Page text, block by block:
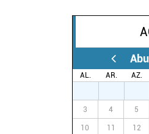
AL. AR. AZ.
3 4 5
10 11 12